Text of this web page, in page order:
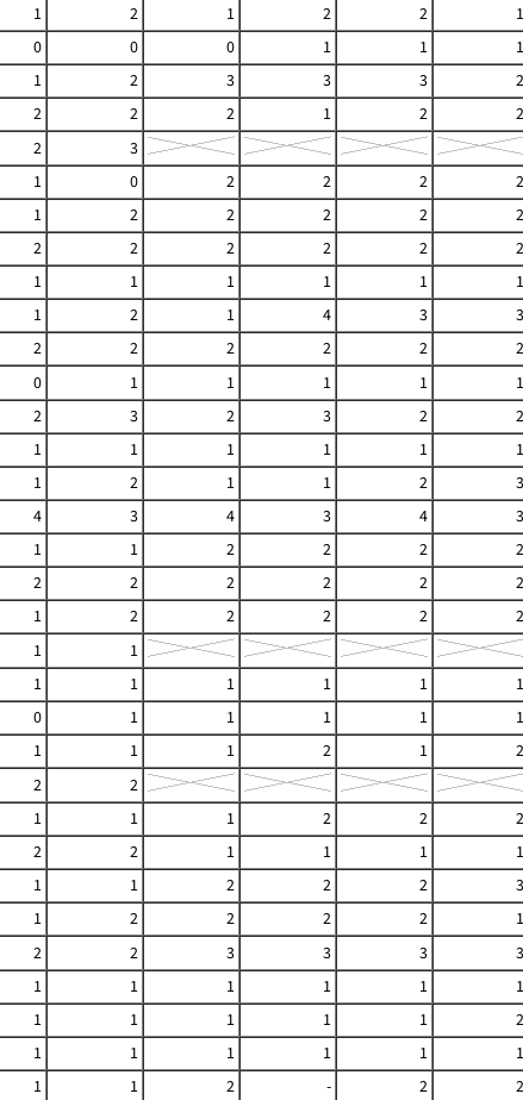
1 2 1 2 2 1
0 0 0 1 1 1
1 2 3 3 3 2
2 2 2 1 2 2
2
3
1 0 2 2 2 2
1 2 2 2 2 2
2 2 2 2 2 2
1 1 1 1 1 1
1 2 1 4 3 3
2 2 2 2 2 2
0 1 1 1 1 1
2 3 2 3 2 2
1 1 1 1 1 1
1 2 1 1 2 3
4 3 4 3 4 3
1 1 2 2 2 2
2 2 2 2 2 2
1 2 2 2 2 2
1
1
1 1 1 1 1 1
0 1 1 1 1 1
1 1 1 2 1 2
2
2
1 1 1 2 2 2
2 2 1 1 1 1
1 1 2 2 2 3
1 2 2 2 2 1
2 2 3 3 3 3
1 1 1 1 1 1
1 1 1 1 1 2
1 1 1 1 1 1
1 1 2 - 2 2